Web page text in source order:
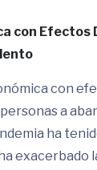
con Efectos
con
a
ha
exacerbado